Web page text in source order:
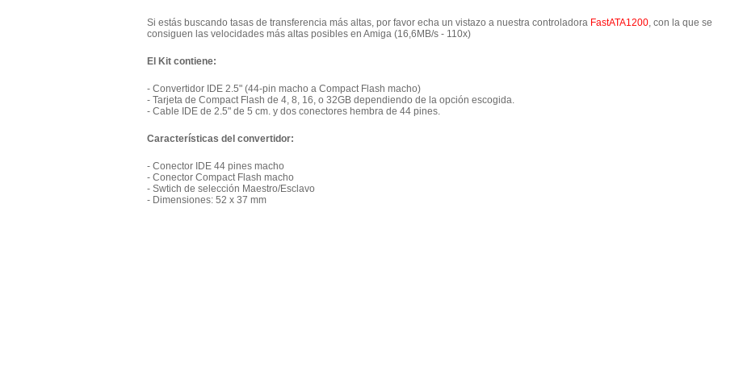
Si estás buscando tasas de transferencia más altas, por favor echa un vistazo a nuestra controladora FastATA1200, con la que se
consiguen las velocidades más altas posibles en Amiga (16,6MB/s - 110x)
El Kit contiene:
- Convertidor IDE 2.5" (44-pin macho a Compact Flash macho)
- Tarjeta de Compact Flash de 4, 8, 16, o 32GB dependiendo de la opción escogida.
- Cable IDE de 2.5" de 5 cm. y dos conectores hembra de 44 pines.
Características del convertidor:
- Conector IDE 44 pines macho
- Conector Compact Flash macho
- Swtich de selección Maestro/Esclavo
- Dimensiones: 52 x 37 mm